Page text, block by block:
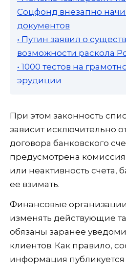
Соцфонд внезапно
документов
• Путин заявил о
возможности раскола
• 1000 тестов на
эрудиции
При этом законность
зависит исключительно
договора банковского
предусмотрена
или неактивность счета,
ее взимать.
Финансовые
изменять действующие
обязаны заранее
клиентов. Как правило,
информация